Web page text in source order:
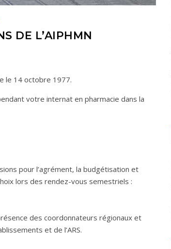
DE L’AIPHMN
le 14 octobre 1977.
votre internat en pharmacie dans la
pour l’agrément, la budgétisation et
lors des rendez-vous semestriels :
des coordonnateurs régionaux et
et de l’ARS.